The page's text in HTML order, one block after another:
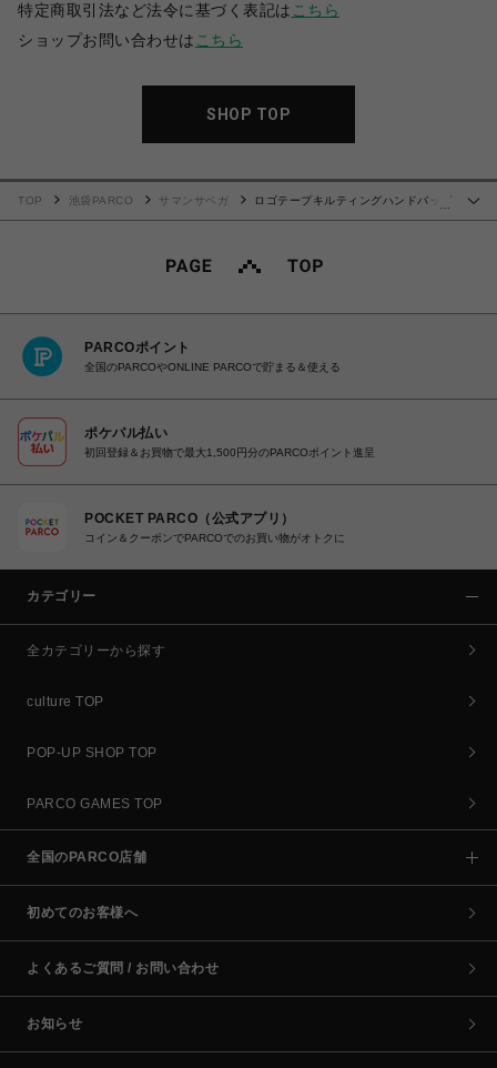
特定商取引法など法令に基づく表記は こちら
ショップお問い合わせは こちら
SHOP TOP
TOP 池袋PARCO サマンサベガ
ロゴテープキルティングハンドバッグ
PARCOポイント
全国のPARCOやONLINE PARCOで貯まる＆使える
ポケパル払い
初回登録＆お買物で最大1,500円分のPARCOポイント進呈
POCKET PARCO（公式アプリ）
コイン＆クーポンでPARCOでのお買い物がオトクに
カテゴリー
全カテゴリーから探す
culture TOP
POP-UP SHOP TOP
PARCO GAMES TOP
全国のPARCO店舗
初めてのお客様へ
よくあるご質問 / お問い合わせ
お知らせ